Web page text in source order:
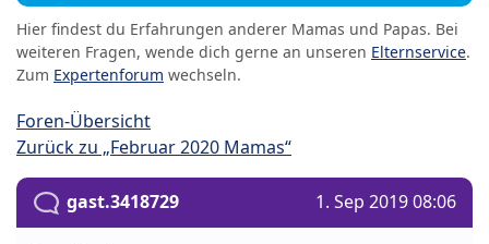
Hier findest du Erfahrungen anderer Mamas und Papas. Bei
weiteren Fragen, wende dich gerne an unseren Elternservice.
Zum Expertenforum wechseln.
Foren-Übersicht
Zurück zu „Februar 2020 Mamas“
gast.3418729 1. Sep 2019 08:06